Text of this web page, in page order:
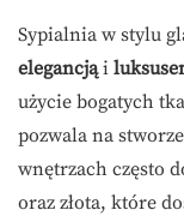
Sypialnia w stylu
elegancjąi
użycie bogatych
pozwala na
wnętrzach często
oraz złota, które